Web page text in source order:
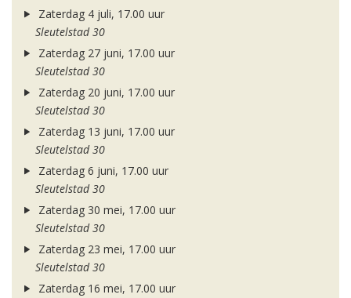
Zaterdag 4 juli, 17.00 uur
Sleutelstad 30
Zaterdag 27 juni, 17.00 uur
Sleutelstad 30
Zaterdag 20 juni, 17.00 uur
Sleutelstad 30
Zaterdag 13 juni, 17.00 uur
Sleutelstad 30
Zaterdag 6 juni, 17.00 uur
Sleutelstad 30
Zaterdag 30 mei, 17.00 uur
Sleutelstad 30
Zaterdag 23 mei, 17.00 uur
Sleutelstad 30
Zaterdag 16 mei, 17.00 uur